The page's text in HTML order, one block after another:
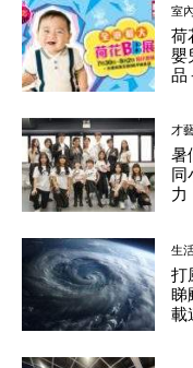
室
荷
嬰
品
才
暑
同
力
生
打
睇
載